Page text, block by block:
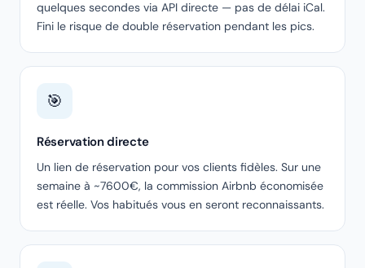
quelques secondes via API directe — pas de délai iCal.
Fini le risque de double réservation pendant les pics.
🎯
Réservation directe
Un lien de réservation pour vos clients fidèles. Sur une
semaine à ~7600€, la commission Airbnb économisée
est réelle. Vos habitués vous en seront reconnaissants.